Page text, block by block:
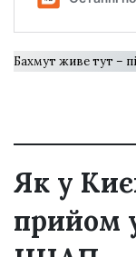
Бахмут живе тут –
Як у
прийом